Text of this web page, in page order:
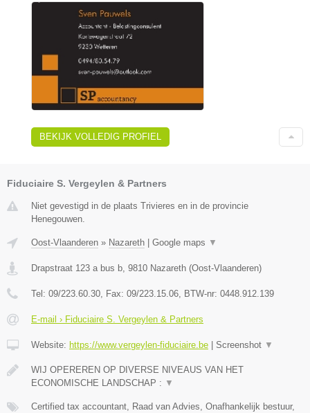
BEKIJK VOLLEDIG PROFIEL
Fiduciaire S. Vergeylen & Partners
Niet gevestigd in de plaats Trivieres en in de provincie
Henegouwen.
Oost-Vlaanderen » Nazareth | Google maps ▼
Drapstraat 123 a bus b 9810 Nazareth (Oost-Vlaanderen)
Tel: 09/223.60.30 , Fax: 09/223.15.06 , BTW-nr: 0448.912.139
E-mail › Fiduciaire S. Vergeylen & Partners
Website: https://www.vergeylen-fiduciaire.be | Screenshot ▼
WIJ OPEREREN OP DIVERSE NIVEAUS VAN HET
ECONOMISCHE LANDSCHAP : ▼
Certified tax accountant, Raad van Advies, Onafhankelijk bestuur,